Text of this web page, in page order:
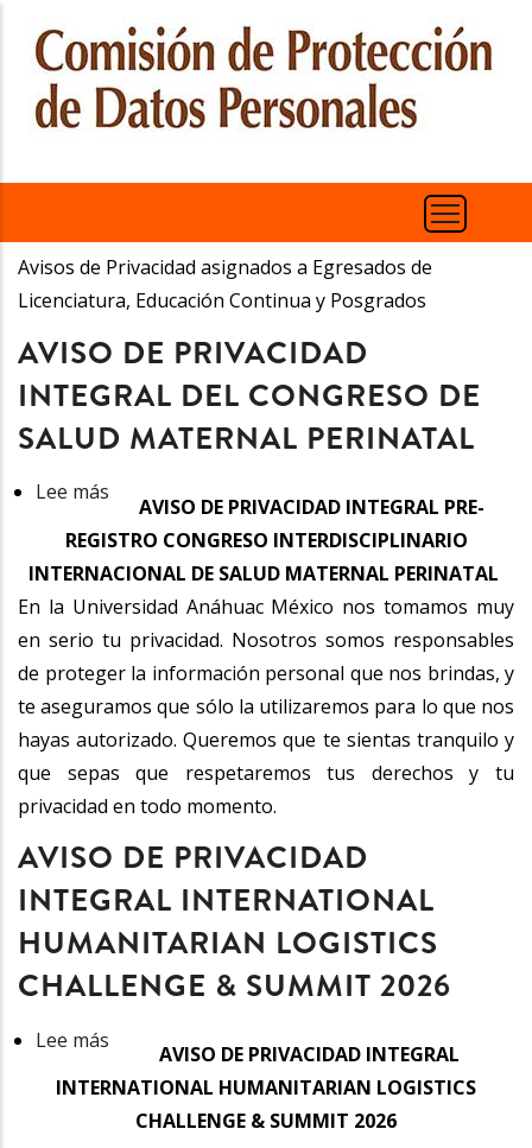
contenido
principal
Avisos de Privacidad asignados a Egresados de
Licenciatura, Educación Continua y Posgrados
AVISO DE PRIVACIDAD
INTEGRAL DEL CONGRESO DE
SALUD MATERNAL PERINATAL
Lee más
del
Maternal
AVISO DE PRIVACIDAD INTEGRAL PRE-
REGISTRO CONGRESO INTERDISCIPLINARIO
INTERNACIONAL DE SALUD MATERNAL PERINATAL
En la Universidad Anáhuac México nos tomamos muy
en serio tu privacidad. Nosotros somos responsables
de proteger la información personal que nos brindas, y
te aseguramos que sólo la utilizaremos para lo que nos
hayas autorizado. Queremos que te sientas tranquilo y
que sepas que respetaremos tus derechos y tu
privacidad en todo momento.
AVISO DE PRIVACIDAD
INTEGRAL INTERNATIONAL
HUMANITARIAN LOGISTICS
CHALLENGE & SUMMIT 2026
Lee más
AVISO DE PRIVACIDAD INTEGRAL
INTERNATIONAL HUMANITARIAN LOGISTICS
CHALLENGE & SUMMIT 2026